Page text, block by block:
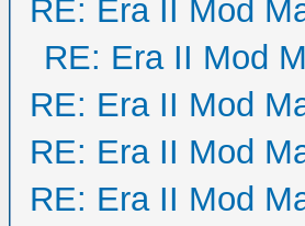
RE: Era II Mod
RE: Era II Mod
RE: Era II Mod
RE: Era II Mod
RE: Era II Mod